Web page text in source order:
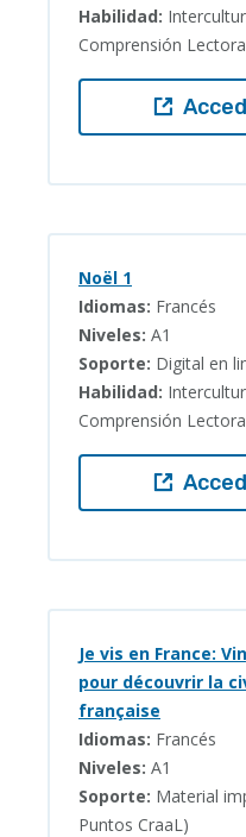
Habilidad:
Comprensión Lectora
Noël 1
Idiomas: Francés
Niveles: A1
Soporte: Digital en
Habilidad:
Comprensión Lectora
Je vis en France:
pour découvrir la
française
Idiomas: Francés
Niveles: A1
Soporte: Material
Puntos CraaL)